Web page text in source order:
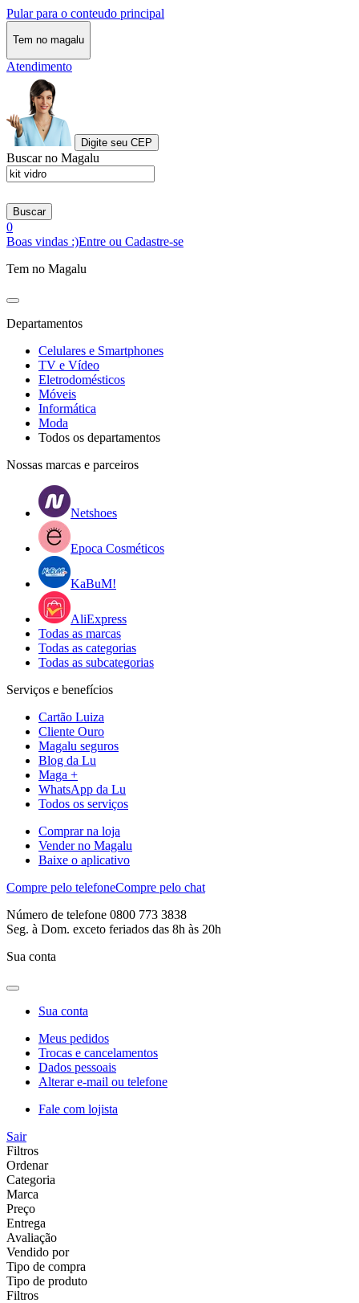
Pular para o conteudo principal
Tem no magalu
Atendimento
Digite seu CEP
Buscar no Magalu
Buscar
0
Boas vindas :)Entre ou Cadastre-se
Tem no Magalu
Departamentos
Celulares e Smartphones
TV e Vídeo
Eletrodomésticos
Móveis
Informática
Moda
Todos os departamentos
Nossas marcas e parceiros
Netshoes
Epoca Cosméticos
KaBuM!
AliExpress
Todas as marcas
Todas as categorias
Todas as subcategorias
Serviços e benefícios
Cartão Luiza
Cliente Ouro
Magalu seguros
Blog da Lu
Maga +
WhatsApp da Lu
Todos os serviços
Comprar na loja
Vender no Magalu
Baixe o aplicativo
Compre pelo telefoneCompre pelo chat
Número de telefone 0800 773 3838
Seg. à Dom. exceto feriados das 8h às 20h
Sua conta
Sua conta
Meus pedidos
Trocas e cancelamentos
Dados pessoais
Alterar e-mail ou telefone
Fale com lojista
Sair
Filtros
Ordenar
Categoria
Marca
Preço
Entrega
Avaliação
Vendido por
Tipo de compra
Tipo de produto
Filtros